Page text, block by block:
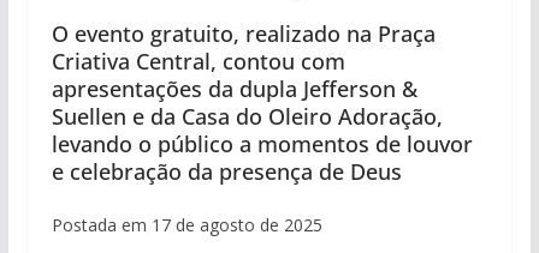
O evento gratuito, realizado na Praça
Criativa Central, contou com
apresentações da dupla Jefferson &
Suellen e da Casa do Oleiro Adoração,
levando o público a momentos de louvor
e celebração da presença de Deus
Postada em 17 de agosto de 2025